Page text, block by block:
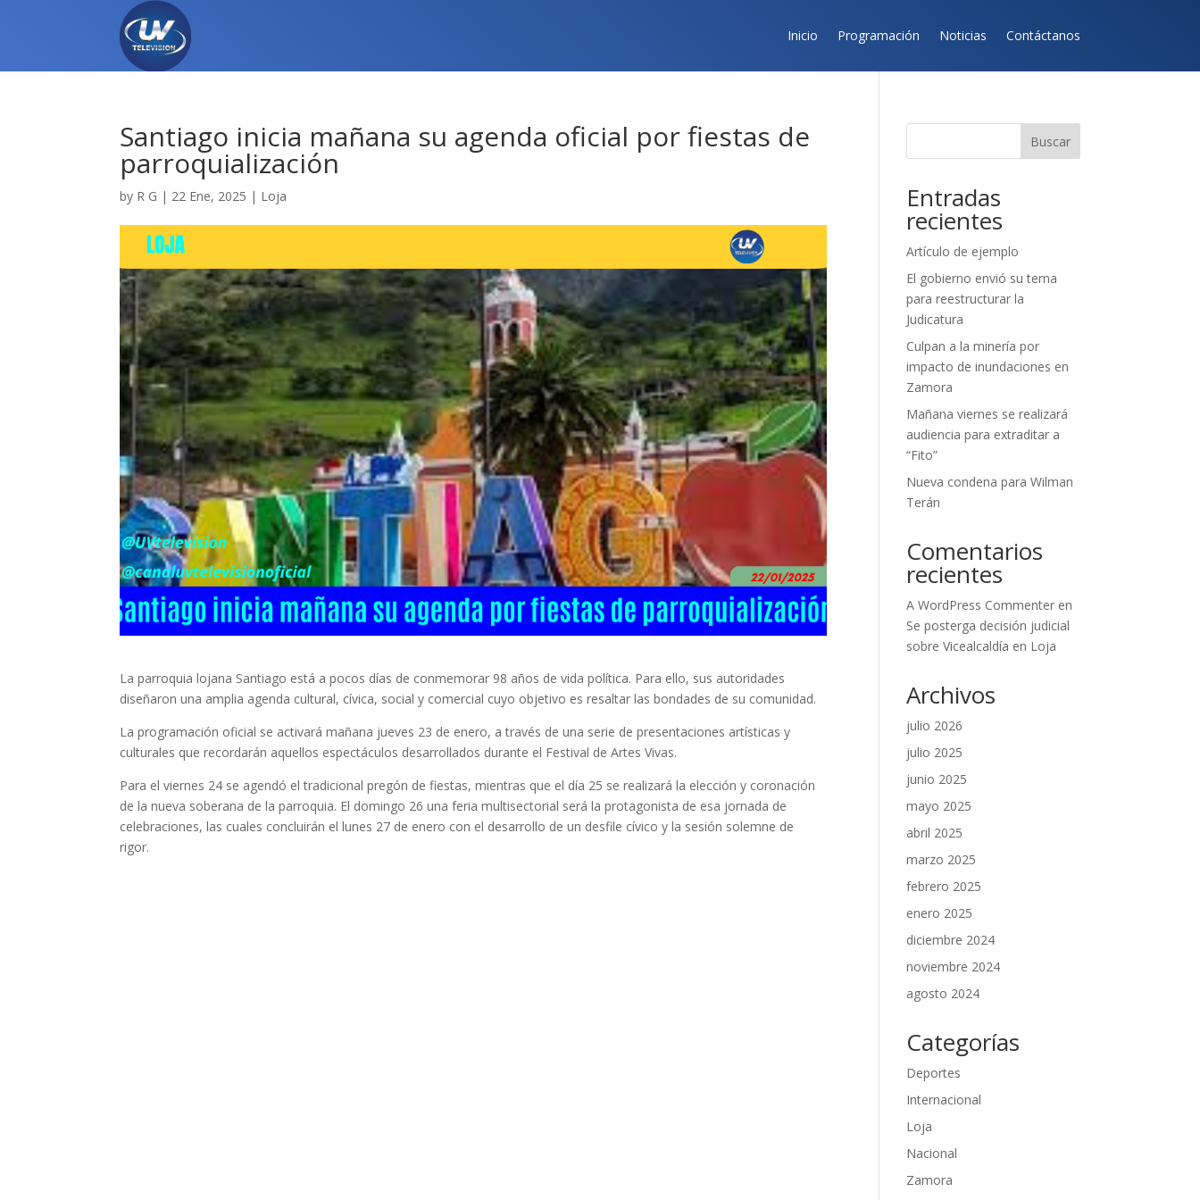
Inicio Programación Noticias Contáctanos
Santiago inicia mañana su agenda oficial por fiestas de
parroquialización
by R G | 22 Ene, 2025 | Loja
La parroquia lojana Santiago está a pocos días de conmemorar 98 años de vida política. Para ello, sus autoridades
diseñaron una amplia agenda cultural, cívica, social y comercial cuyo objetivo es resaltar las bondades de su comunidad.
La programación oficial se activará mañana jueves 23 de enero, a través de una serie de presentaciones artísticas y
culturales que recordarán aquellos espectáculos desarrollados durante el Festival de Artes Vivas.
Para el viernes 24 se agendó el tradicional pregón de fiestas, mientras que el día 25 se realizará la elección y coronación
de la nueva soberana de la parroquia. El domingo 26 una feria multisectorial será la protagonista de esa jornada de
celebraciones, las cuales concluirán el lunes 27 de enero con el desarrollo de un desfile cívico y la sesión solemne de
rigor.
Buscar
Entradas
recientes
Artículo de ejemplo
El gobierno envió su terna
para reestructurar la
Judicatura
Culpan a la minería por
impacto de inundaciones en
Zamora
Mañana viernes se realizará
audiencia para extraditar a
“Fito”
Nueva condena para Wilman
Terán
Comentarios
recientes
A WordPress Commenter en
Se posterga decisión judicial
sobre Vicealcaldía en Loja
Archivos
julio 2026
julio 2025
junio 2025
mayo 2025
abril 2025
marzo 2025
febrero 2025
enero 2025
diciembre 2024
noviembre 2024
agosto 2024
Categorías
Deportes
Internacional
Loja
Nacional
Zamora